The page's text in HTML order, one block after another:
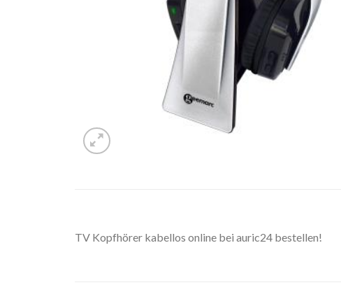
TV Kopfhörer kabellos online bei auric24 bestellen!